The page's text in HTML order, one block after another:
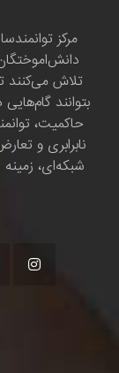
مرکز
تلاش می‌کنند
بتوانند
حاکمیت،
نابرابری و
شبکه‌ای،